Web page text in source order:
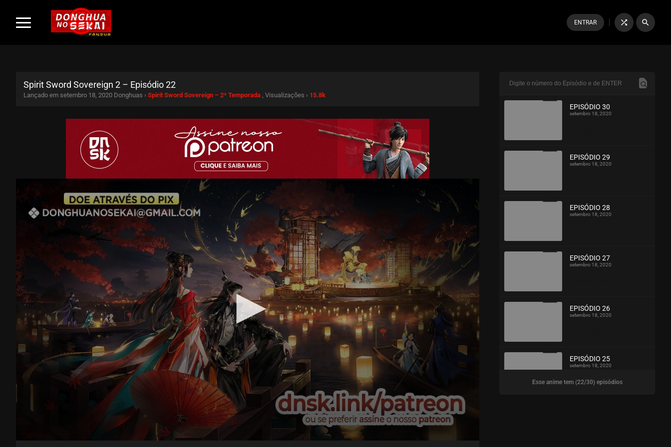
ENTRAR shuffle search
Spirit Sword Sovereign 2 – Episódio 22
Lançado em setembro 18, 2020 Donghuas › Spirit Sword Sovereign – 2ª Temporada , Visualizações › 15.8k
EPISÓDIO 30
setembro 18, 2020
EPISÓDIO 29
setembro 18, 2020
EPISÓDIO 28
setembro 18, 2020
EPISÓDIO 27
setembro 18, 2020
EPISÓDIO 26
setembro 18, 2020
ASSISTIDO
EPISÓDIO 25
setembro 18, 2020
Esse anime tem (22/30) episódios